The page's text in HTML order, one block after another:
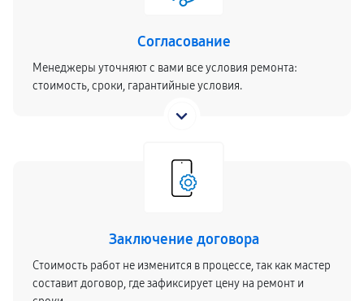
Согласование
Менеджеры уточняют с вами все условия ремонта:
стоимость, сроки, гарантийные условия.
Заключение договора
Стоимость работ не изменится в процессе, так как мастер
составит договор, где зафиксирует цену на ремонт и